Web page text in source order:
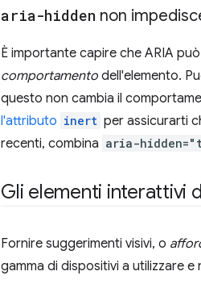
aria-hidden non
È importante capire che ARIA
comportamento dell'elemento.
questo non cambia il
l'attributo inert per assicurarti
recenti, combina aria-
Gli elementi interattivi
Fornire suggerimenti visivi, o
gamma di dispositivi a utilizzare e